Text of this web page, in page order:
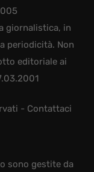
giornalistica, in
periodicità. Non
editoriale ai
- Contattaci
sono gestite da